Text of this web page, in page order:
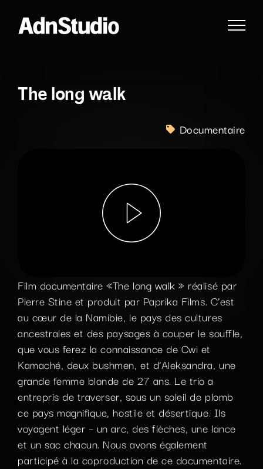
contenu
The long walk
Documentaire
Film documentaire «The long walk » réalisé par
Pierre Stine et produit par Paprika Films. C’est
au cœur de la Namibie, le pays des cultures
ancestrales et des paysages à couper le souffle,
que vous ferez la connaissance de Cwi et
Kamaché, deux bushmen, et d’Aleksandra, une
grande femme blonde de 27 ans. Le trio a
entrepris de traverser, sous un soleil de plomb
ce pays magnifique, hostile et désertique. Ils
voyagent léger – un arc, des flèches, une lance
et un sac chacun. Nous avons également
participé à la coproduction de ce documentaire.